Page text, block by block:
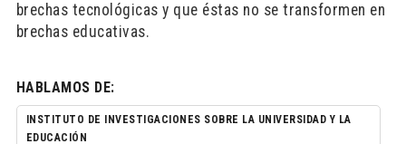
brechas tecnológicas y que éstas no se transformen en
brechas educativas.
HABLAMOS DE:
INSTITUTO DE INVESTIGACIONES SOBRE LA UNIVERSIDAD Y LA
EDUCACIÓN